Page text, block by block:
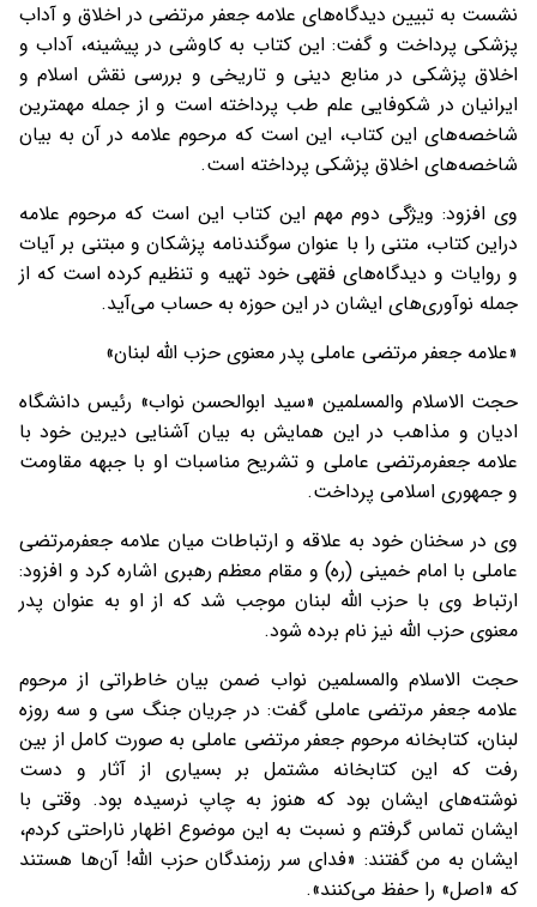
نشست به تبیین دیدگاه‌های علامه جعفر مرتضی در اخلاق و آداب
پزشکی پرداخت و گفت: این کتاب به کاوشی در پیشینه، آداب و
اخلاق پزشکی در منابع دینی و تاریخی و بررسی نقش اسلام و
ایرانیان در شکوفایی علم طب پرداخته است و از جمله مهمترین
شاخصه‌های این کتاب، این است که مرحوم علامه در آن به بیان
شاخصه‌های اخلاق پزشکی پرداخته است.
وی افزود: ویژگی دوم مهم این کتاب این است که مرحوم علامه
دراین کتاب، متنی را با عنوان سوگندنامه پزشکان و مبتنی بر آیات
و روایات و دیدگاه‌های فقهی خود تهیه و تنظیم کرده است که از
جمله نوآوری‌های ایشان در این حوزه به حساب می‌آید.
«علامه جعفر مرتضی عاملی پدر معنوی حزب الله لبنان»
حجت الاسلام والمسلمین «سید ابوالحسن نواب» رئیس دانشگاه
ادیان و مذاهب در این همایش به بیان آشنایی دیرین خود با
علامه جعفرمرتضی عاملی و تشریح مناسبات او با جبهه مقاومت
و جمهوری اسلامی پرداخت.
وی در سخنان خود به علاقه و ارتباطات میان علامه جعفرمرتضی
عاملی با امام خمینی (ره) و مقام معظم رهبری اشاره کرد و افزود:
ارتباط وی با حزب الله لبنان موجب شد که از او به عنوان پدر
معنوی حزب الله نیز نام برده شود.
حجت الاسلام والمسلمین نواب ضمن بیان خاطراتی از مرحوم
علامه جعفر مرتضی عاملی گفت: در جریان جنگ سی و سه روزه
لبنان، کتابخانه مرحوم جعفر مرتضی عاملی به صورت کامل از بین
رفت که این کتابخانه مشتمل بر بسیاری از آثار و دست
نوشته‌های ایشان بود که هنوز به چاپ نرسیده بود. وقتی با
ایشان تماس گرفتم و نسبت به این موضوع اظهار ناراحتی کردم،
ایشان به من گفتند: «فدای سر رزمندگان حزب الله! آن‌ها هستند
که «اصل» را حفظ می‌کنند».